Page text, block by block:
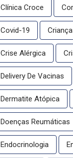
Clínica Croce
Covid-19
Crise Alérgica
Delivery De Vacinas
Dermatite Atópica
Doenças Reumáticas
Endocrinologia